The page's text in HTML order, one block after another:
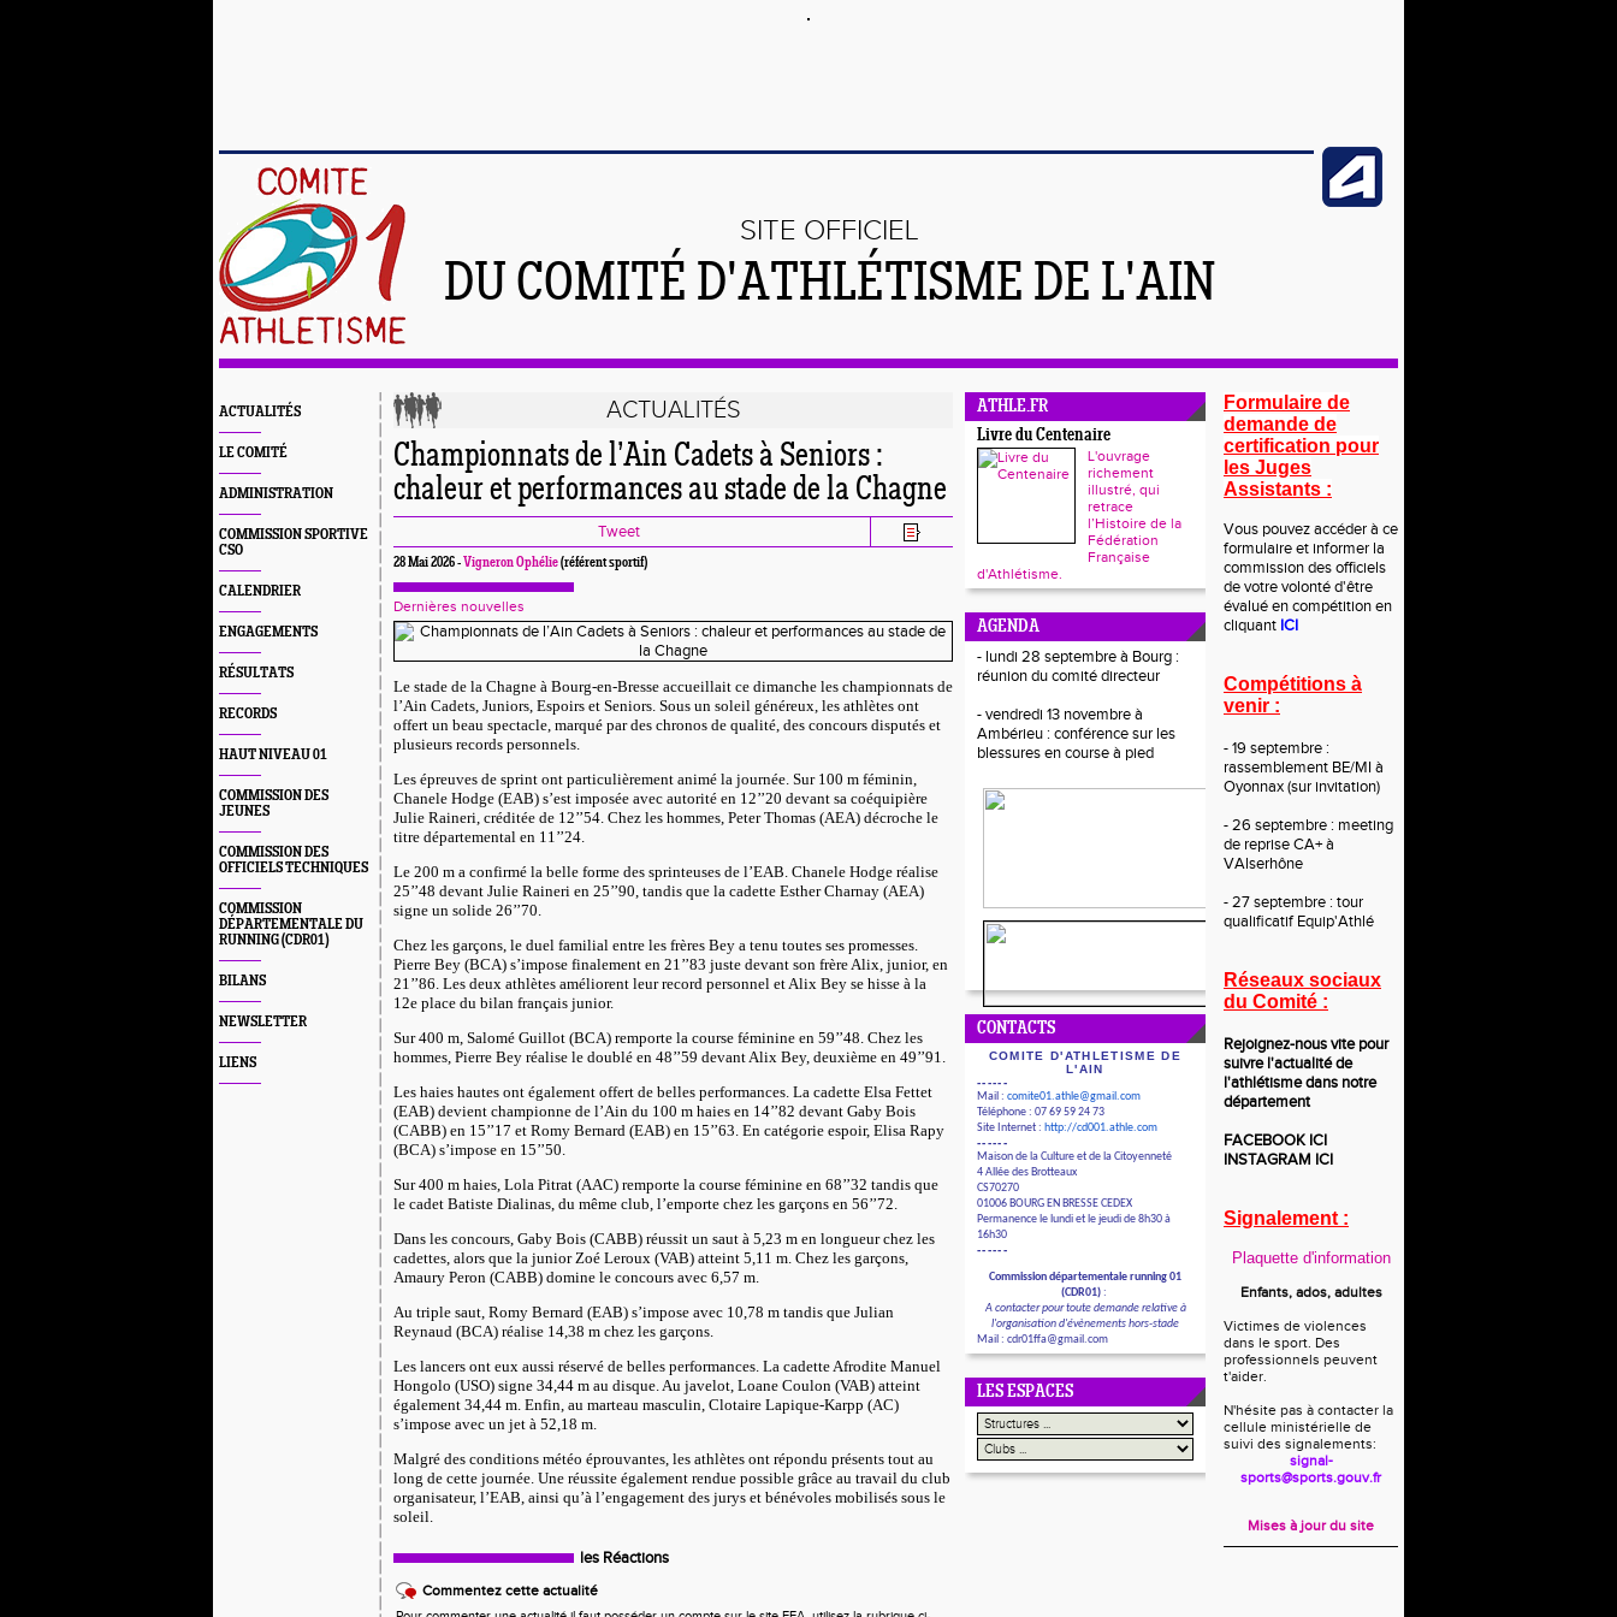
SITE OFFICIEL
DU COMITÉ D'ATHLÉTISME DE L'AIN
ACTUALITÉS
LE COMITÉ
ADMINISTRATION
COMMISSION SPORTIVE
CSO
CALENDRIER
ENGAGEMENTS
RÉSULTATS
RECORDS
HAUT NIVEAU 01
COMMISSION DES
JEUNES
COMMISSION DES
OFFICIELS TECHNIQUES
COMMISSION
DÉPARTEMENTALE DU
RUNNING (CDR01)
BILANS
NEWSLETTER
LIENS
ACTUALITÉS
Championnats de l’Ain Cadets à Seniors :
chaleur et performances au stade de la Chagne
Tweet
28 Mai 2026 - Vigneron Ophélie(référent sportif)
Dernières nouvelles
Le stade de la Chagne à Bourg-en-Bresse accueillait ce dimanche les championnats de
l’Ain Cadets, Juniors, Espoirs et Seniors. Sous un soleil généreux, les athlètes ont
offert un beau spectacle, marqué par des chronos de qualité, des concours disputés et
plusieurs records personnels.
Les épreuves de sprint ont particulièrement animé la journée. Sur 100 m féminin,
Chanele Hodge (EAB) s’est imposée avec autorité en 12’’20 devant sa coéquipière
Julie Raineri, créditée de 12’’54. Chez les hommes, Peter Thomas (AEA) décroche le
titre départemental en 11’’24.
Le 200 m a confirmé la belle forme des sprinteuses de l’EAB. Chanele Hodge réalise
25’’48 devant Julie Raineri en 25’’90, tandis que la cadette Esther Charnay (AEA)
signe un solide 26’’70.
Chez les garçons, le duel familial entre les frères Bey a tenu toutes ses promesses.
Pierre Bey (BCA) s’impose finalement en 21’’83 juste devant son frère Alix, junior, en
21’’86. Les deux athlètes améliorent leur record personnel et Alix Bey se hisse à la
12e place du bilan français junior.
Sur 400 m, Salomé Guillot (BCA) remporte la course féminine en 59’’48. Chez les
hommes, Pierre Bey réalise le doublé en 48’’59 devant Alix Bey, deuxième en 49’’91.
Les haies hautes ont également offert de belles performances. La cadette Elsa Fettet
(EAB) devient championne de l’Ain du 100 m haies en 14’’82 devant Gaby Bois
(CABB) en 15’’17 et Romy Bernard (EAB) en 15’’63. En catégorie espoir, Elisa Rapy
(BCA) s’impose en 15’’50.
Sur 400 m haies, Lola Pitrat (AAC) remporte la course féminine en 68’’32 tandis que
le cadet Batiste Dialinas, du même club, l’emporte chez les garçons en 56’’72.
Dans les concours, Gaby Bois (CABB) réussit un saut à 5,23 m en longueur chez les
cadettes, alors que la junior Zoé Leroux (VAB) atteint 5,11 m. Chez les garçons,
Amaury Peron (CABB) domine le concours avec 6,57 m.
Au triple saut, Romy Bernard (EAB) s’impose avec 10,78 m tandis que Julian
Reynaud (BCA) réalise 14,38 m chez les garçons.
Les lancers ont eux aussi réservé de belles performances. La cadette Afrodite Manuel
Hongolo (USO) signe 34,44 m au disque. Au javelot, Loane Coulon (VAB) atteint
également 34,44 m. Enfin, au marteau masculin, Clotaire Lapique-Karpp (AC)
s’impose avec un jet à 52,18 m.
Malgré des conditions météo éprouvantes, les athlètes ont répondu présents tout au
long de cette journée. Une réussite également rendue possible grâce au travail du club
organisateur, l’EAB, ainsi qu’à l’engagement des jurys et bénévoles mobilisés sous le
soleil.
les Réactions
Commentez cette actualité
ATHLE.FR
Livre du Centenaire
L'ouvrage
richement
illustré, qui
retrace
l’Histoire de la
Fédération
Française
d'Athlétisme.
AGENDA
- lundi 28 septembre à Bourg :
réunion du comité directeur
- vendredi 13 novembre à
Ambérieu : conférence sur les
blessures en course à pied
CONTACTS
COMITE D'ATHLETISME DE
L'AIN
------
Mail : comite01.athle@gmail.com
Téléphone : 07 69 59 24 73
Site Internet : http://cd001.athle.com
------
Maison de la Culture et de la Citoyenneté
4 Allée des Brotteaux
CS70270
01006 BOURG EN BRESSE CEDEX
Permanence le lundi et le jeudi de 8h30 à
16h30
------
Commission départementale running 01
(CDR01):
A contacter pour toute demande relative à
l'organisation d'évènements hors-stade
Mail : cdr01ffa@gmail.com
LES ESPACES
Formulaire de
demande de
certification pour
les Juges
Assistants :
Vous pouvez accéder à ce
formulaire et informer la
commission des officiels
de votre volonté d'être
évalué en compétition en
cliquant ICI
Compétitions à
venir :
- 19 septembre :
rassemblement BE/MI à
Oyonnax (sur invitation)
- 26 septembre : meeting
de reprise CA+ à
VAlserhône
- 27 septembre : tour
qualificatif Equip'Athlé
Réseaux sociaux
du Comité :
Rejoignez-nous vite pour
suivre l'actualité de
l'athlétisme dans notre
département
FACEBOOKICI
INSTAGRAM ICI
Signalement :
Plaquette d'information
Enfants, ados, adultes
Victimes de violences
dans le sport. Des
professionnels peuvent
t'aider.
N'hésite pas à contacter la
cellule ministérielle de
suivi des signalements:
signal-
sports@sports.gouv.fr
Mises à jour du site